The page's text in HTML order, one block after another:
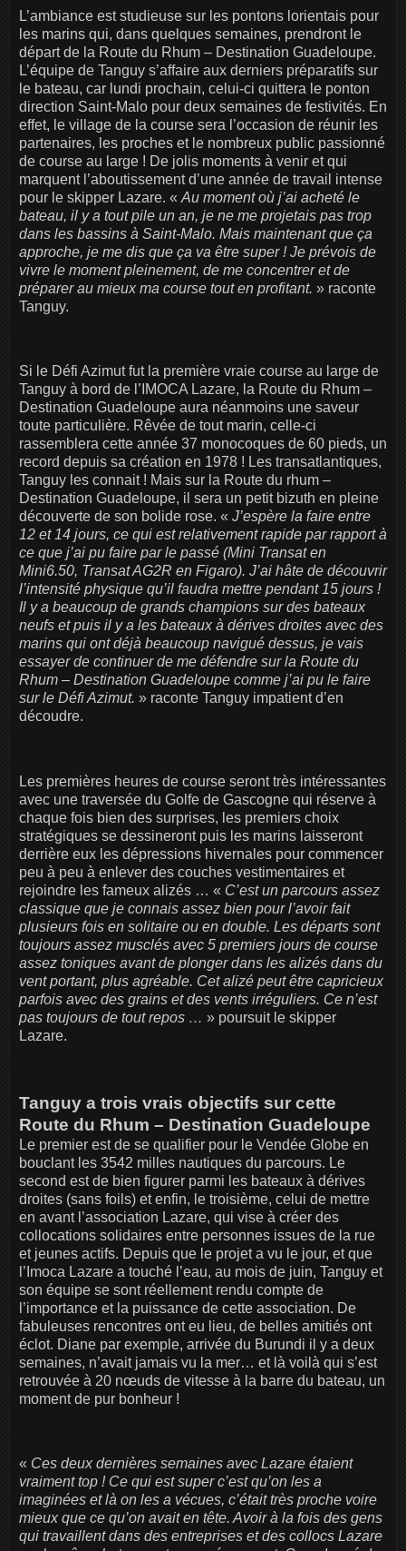
L’ambiance est studieuse sur les pontons lorientais pour
les marins qui, dans quelques semaines, prendront le
départ de la Route du Rhum – Destination Guadeloupe.
L’équipe de Tanguy s’affaire aux derniers préparatifs sur
le bateau, car lundi prochain, celui-ci quittera le ponton
direction Saint-Malo pour deux semaines de festivités. En
effet, le village de la course sera l’occasion de réunir les
partenaires, les proches et le nombreux public passionné
de course au large ! De jolis moments à venir et qui
marquent l’aboutissement d’une année de travail intense
pour le skipper Lazare. « Au moment où j’ai acheté le
bateau, il y a tout pile un an, je ne me projetais pas trop
dans les bassins à Saint-Malo. Mais maintenant que ça
approche, je me dis que ça va être super ! Je prévois de
vivre le moment pleinement, de me concentrer et de
préparer au mieux ma course tout en profitant. » raconte
Tanguy.
Si le Défi Azimut fut la première vraie course au large de
Tanguy à bord de l’IMOCA Lazare, la Route du Rhum –
Destination Guadeloupe aura néanmoins une saveur
toute particulière. Rêvée de tout marin, celle-ci
rassemblera cette année 37 monocoques de 60 pieds, un
record depuis sa création en 1978 ! Les transatlantiques,
Tanguy les connait ! Mais sur la Route du rhum –
Destination Guadeloupe, il sera un petit bizuth en pleine
découverte de son bolide rose. « J’espère la faire entre
12 et 14 jours, ce qui est relativement rapide par rapport à
ce que j’ai pu faire par le passé (Mini Transat en
Mini6.50, Transat AG2R en Figaro). J’ai hâte de découvrir
l’intensité physique qu’il faudra mettre pendant 15 jours !
Il y a beaucoup de grands champions sur des bateaux
neufs et puis il y a les bateaux à dérives droites avec des
marins qui ont déjà beaucoup navigué dessus, je vais
essayer de continuer de me défendre sur la Route du
Rhum – Destination Guadeloupe comme j’ai pu le faire
sur le Défi Azimut. » raconte Tanguy impatient d’en
découdre.
Les premières heures de course seront très intéressantes
avec une traversée du Golfe de Gascogne qui réserve à
chaque fois bien des surprises, les premiers choix
stratégiques se dessineront puis les marins laisseront
derrière eux les dépressions hivernales pour commencer
peu à peu à enlever des couches vestimentaires et
rejoindre les fameux alizés … « C’est un parcours assez
classique que je connais assez bien pour l’avoir fait
plusieurs fois en solitaire ou en double. Les départs sont
toujours assez musclés avec 5 premiers jours de course
assez toniques avant de plonger dans les alizés dans du
vent portant, plus agréable. Cet alizé peut être capricieux
parfois avec des grains et des vents irréguliers. Ce n’est
pas toujours de tout repos … » poursuit le skipper
Lazare.
Tanguy a trois vrais objectifs sur cette
Route du Rhum – Destination Guadeloupe
Le premier est de se qualifier pour le Vendée Globe en
bouclant les 3542 milles nautiques du parcours. Le
second est de bien figurer parmi les bateaux à dérives
droites (sans foils) et enfin, le troisième, celui de mettre
en avant l’association Lazare, qui vise à créer des
collocations solidaires entre personnes issues de la rue
et jeunes actifs. Depuis que le projet a vu le jour, et que
l’Imoca Lazare a touché l’eau, au mois de juin, Tanguy et
son équipe se sont réellement rendu compte de
l’importance et la puissance de cette association. De
fabuleuses rencontres ont eu lieu, de belles amitiés ont
éclot. Diane par exemple, arrivée du Burundi il y a deux
semaines, n’avait jamais vu la mer… et là voilà qui s’est
retrouvée à 20 nœuds de vitesse à la barre du bateau, un
moment de pur bonheur !
« Ces deux dernières semaines avec Lazare étaient
vraiment top ! Ce qui est super c’est qu’on les a
imaginées et là on les a vécues, c’était très proche voire
mieux que ce qu’on avait en tête. Avoir à la fois des gens
qui travaillent dans des entreprises et des collocs Lazare